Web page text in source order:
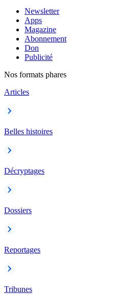
Newsletter
Apps
Magazine
Abonnement
Don
Publicité
Nos formats phares
Articles
Belles histoires
Décryptages
Dossiers
Reportages
Tribunes